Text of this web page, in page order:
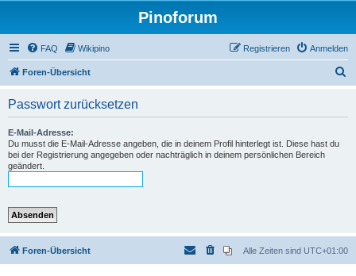
Pinoforum
FAQ Wikipino Anmelden
Registrieren
Foren-Übersicht
Passwort zurücksetzen
E-Mail-Adresse:
Du musst die E-Mail-Adresse angeben, die in deinem Profil hinterlegt ist. Diese hast du
bei der Registrierung angegeben oder nachträglich in deinem persönlichen Bereich
geändert.
Foren-Übersicht Alle Zeiten sind UTC+01:00